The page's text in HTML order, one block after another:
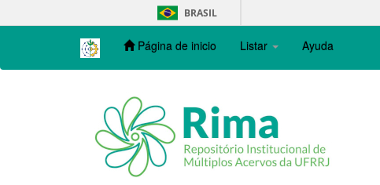
navigation
BRASIL
Página de inicio Listar Ayuda